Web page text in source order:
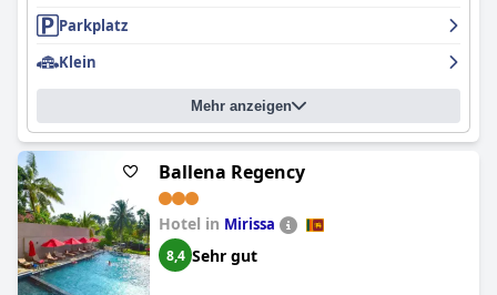
Parkplatz
Klein
Mehr anzeigen
Ballena Regency
Hotel in Mirissa
8,4 Sehr gut